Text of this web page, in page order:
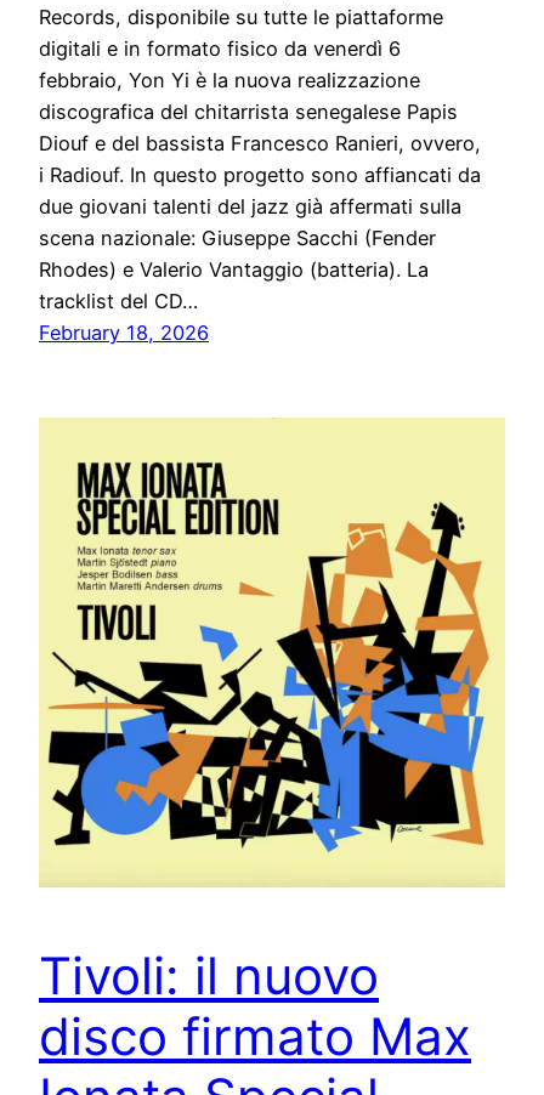
Records, disponibile su tutte le piattaforme
digitali e in formato fisico da venerdì 6
febbraio, Yon Yi è la nuova realizzazione
discografica del chitarrista senegalese Papis
Diouf e del bassista Francesco Ranieri, ovvero,
i Radiouf. In questo progetto sono affiancati da
due giovani talenti del jazz già affermati sulla
scena nazionale: Giuseppe Sacchi (Fender
Rhodes) e Valerio Vantaggio (batteria). La
tracklist del CD…
February 18, 2026
Tivoli: il nuovo
disco firmato Max